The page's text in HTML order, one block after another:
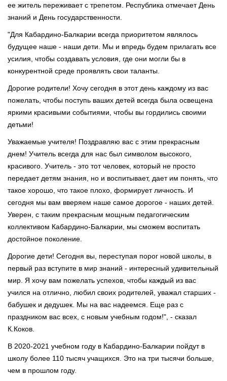
ее житель переживает с трепетом. Республика отмечает День
знаний и День государственности.
"Для Кабардино-Балкарии всегда приоритетом являлось
будущее наше - наши дети. Мы и впредь будем прилагать все
усилия, чтобы создавать условия, где они могли бы в
конкурентной среде проявлять свои таланты.
Дорогие родители! Хочу сегодня в этот день каждому из вас
пожелать, чтобы поступь ваших детей всегда была освещена
яркими красивыми событиями, чтобы вы гордились своими
детьми!
Уважаемые учителя! Поздравляю вас с этим прекрасным
днем! Учитель всегда для нас был символом высокого,
красивого. Учитель - это тот человек, который не просто
передает детям знания, но и воспитывает, дает им понять, что
такое хорошо, что такое плохо, формирует личность. И
сегодня мы вам вверяем наше самое дорогое - наших детей.
Уверен, с таким прекрасным мощным педагогическим
коллективом Кабардино-Балкарии, мы сможем воспитать
достойное поколение.
Дорогие дети! Сегодня вы, переступая порог новой школы, в
первый раз вступите в мир знаний - интересный удивительный
мир. Я хочу вам пожелать успехов, чтобы каждый из вас
учился на отлично, любил своих родителей, уважал старших -
бабушек и дедушек. Мы на вас надеемся. Еще раз с
праздником вас всех, с новым учебным годом!", - сказал
К.Коков.
В 2020-2021 учебном году в Кабардино-Балкарии пойдут в
школу более 110 тысяч учащихся. Это на три тысячи больше,
чем в прошлом году.